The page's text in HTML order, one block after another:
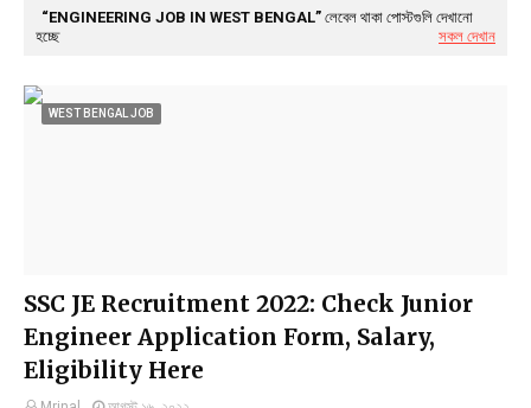
ENGINEERING JOB IN WEST BENGAL লেবেল থাকা পোস্টগুলি দেখানো
হচ্ছে
সকল দেখান
WEST BENGAL JOB
SSC JE Recruitment 2022: Check Junior
Engineer Application Form, Salary,
Eligibility Here